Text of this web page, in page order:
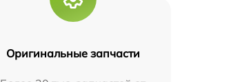
Оригинальные запчасти